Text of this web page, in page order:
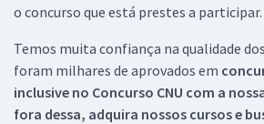
o concurso que está prestes a participar.
Temos muita confiança na qualidade
foram milhares de aprovados em
inclusive no Concurso CNU com a
fora dessa, adquira nossos cursos e